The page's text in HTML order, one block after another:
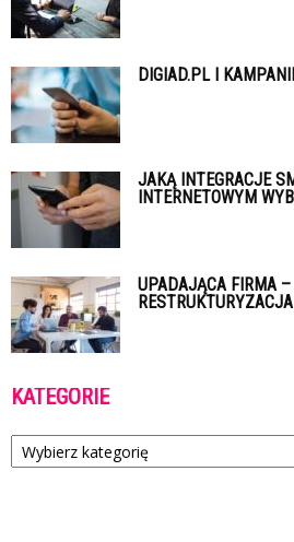
DIGIAD.PL I
JAKĄ INTEGRACJE
INTERNETOWYM
UPADAJĄCA FIRMA
KATEGORIE
Kategorie